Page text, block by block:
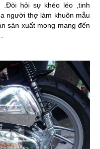
.Đòi hỏi sự khéo léo ,tinh
người thợ làm khuôn mẫu
sản xuất mong mang đến